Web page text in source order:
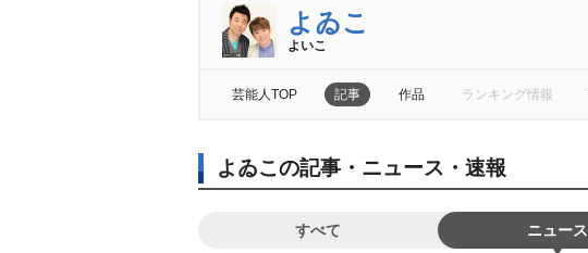
よゐこ
よいこ
芸能人TOP 記事 作品 ランキング情報
よゐこの記事・ニュース・速報
すべて ニュース